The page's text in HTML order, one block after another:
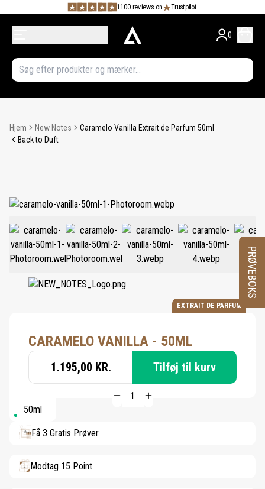
1100 reviews on Trustpilot
0
Hjem New Notes
Caramelo Vanilla Extrait de Parfum 50ml
Back to Duft
EXTRAIT DE PARFUM
CARAMELO VANILLA - 50ML
1.195,00 KR. Tilføj til kurv
50ml
Få 3 Gratis Prøver
Modtag 15 Point
PRØVEBOKS